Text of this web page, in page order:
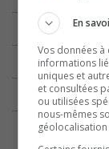
En
Vos données
informations
uniques et
et consultées
ou utilisées
nous-mêmes